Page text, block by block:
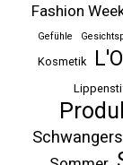
Fashion
Gefühle
Kosmetik